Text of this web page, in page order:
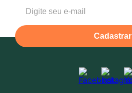
Cadastrar